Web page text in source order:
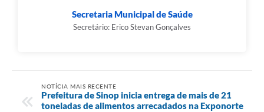
Secretaria Municipal de Saúde
Secretário: Erico Stevan Gonçalves
NOTÍCIA MAIS RECENTE
Prefeitura de Sinop inicia entrega de mais de 21
toneladas de alimentos arrecadados na Exponorte